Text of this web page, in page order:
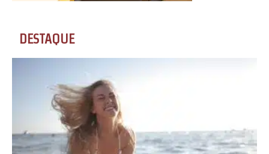
DESTAQUE